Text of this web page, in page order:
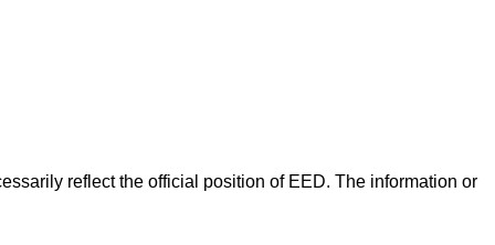
reflect the official position of EED. The information or